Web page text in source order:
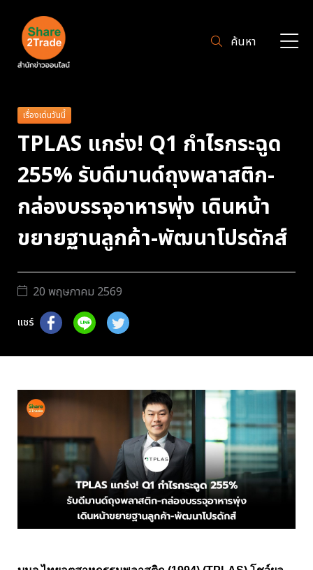
ค้นหา
เรื่องเด่นวันนี้
TPLAS แกร่ง! Q1 กำไรกระฉูด
255% รับดีมานด์ถุงพลาสติก-
กล่องบรรจุอาหารพุ่ง เดินหน้า
ขยายฐานลูกค้า-พัฒนาโปรดักส์
20 พฤษภาคม 2569
แชร์